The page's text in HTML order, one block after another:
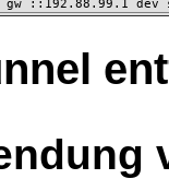
::192.88.99.1 dev